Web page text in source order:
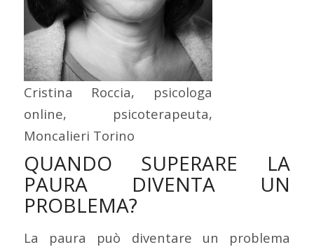
Cristina Roccia, psicologa
online, psicoterapeuta,
Moncalieri Torino
QUANDO SUPERARE LA
PAURA DIVENTA UN
PROBLEMA?
La paura può diventare un problema